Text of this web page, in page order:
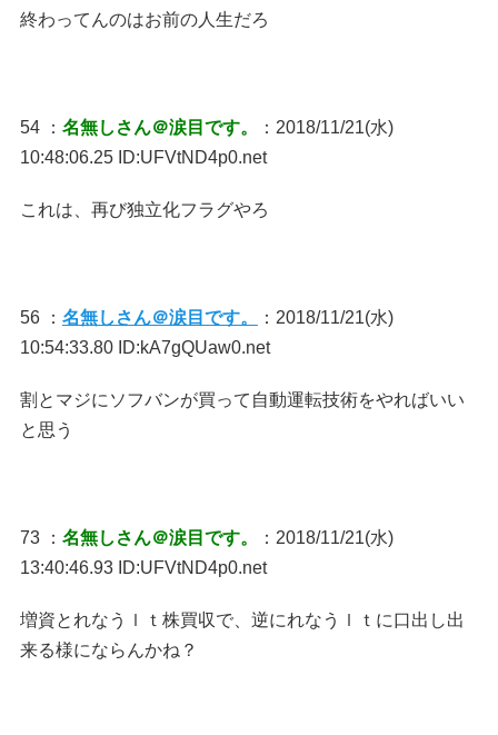
終わってんのはお前の人生だろ
54 ： 名無しさん＠涙目です。
：2018/11/21(水)
10:48:06.25 ID:UFVtND4p0.net
これは、再び独立化フラグやろ
56 ： 名無しさん＠涙目です。
：2018/11/21(水)
10:54:33.80 ID:kA7gQUaw0.net
割とマジにソフバンが買って自動運転技術をやればいい
と思う
73 ： 名無しさん＠涙目です。
：2018/11/21(水)
13:40:46.93 ID:UFVtND4p0.net
増資とれなうｌｔ株買収で、逆にれなうｌｔに口出し出
来る様にならんかね？